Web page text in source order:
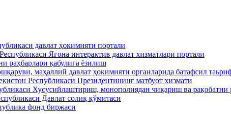
давлат ҳокимияти портали
Ягона интерактив давлат хизматлари портали
раҳбарлари қабулига ёзилиш
маҳаллий давлат ҳокимияти органларида батафсил
Республикаси Президентининг матбуот хизмати
Хусусийлаштириш, монополиядан чиқариш ва рақобатни
Давлат солиқ қўмитаси
фонд биржаси